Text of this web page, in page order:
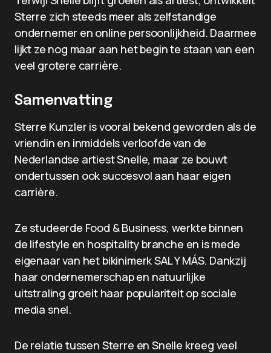
Sterre zich steeds meer als zelfstandige
ondernemer en online persoonlijkheid. Daarmee
lijkt ze nog maar aan het begin te staan van een
veel grotere carrière.
Samenvatting
Sterre Kunzler is vooral bekend geworden als de
vriendin en inmiddels verloofde van de
Nederlandse artiest Snelle, maar ze bouwt
ondertussen ook succesvol aan haar eigen
carrière.
Ze studeerde Food & Business, werkte binnen
de lifestyle en hospitality branche en is mede
eigenaar van het bikinimerk SAL Y MÁS. Dankzij
haar ondernemerschap en natuurlijke
uitstraling groeit haar populariteit op sociale
media snel.
De relatie tussen Sterre en Snelle kreeg veel